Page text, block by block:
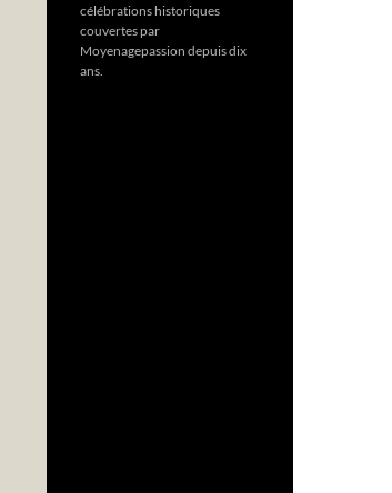
célébrations historiques
couvertes par
Moyenagepassion depuis dix
ans.